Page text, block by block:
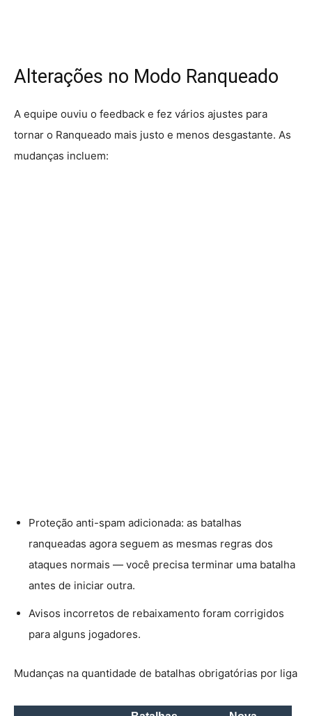
Alterações no Modo Ranqueado
A equipe ouviu o feedback e fez vários ajustes para
tornar o Ranqueado mais justo e menos desgastante. As
mudanças incluem:
Proteção anti-spam adicionada: as batalhas
ranqueadas agora seguem as mesmas regras dos
ataques normais — você precisa terminar uma batalha
antes de iniciar outra.
Avisos incorretos de rebaixamento foram corrigidos
para alguns jogadores.
Mudanças na quantidade de batalhas obrigatórias por liga